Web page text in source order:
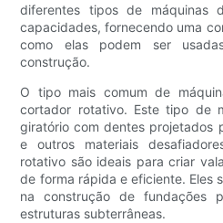
diferentes tipos de
capacidades, fornecendo uma
como elas podem ser
construção.
O tipo mais comum de
cortador rotativo. Este tipo de
giratório com dentes projetados
e outros materiais
rotativo são ideais para criar
de forma rápida e eficiente. Eles
na construção de fundações
estruturas subterrâneas.